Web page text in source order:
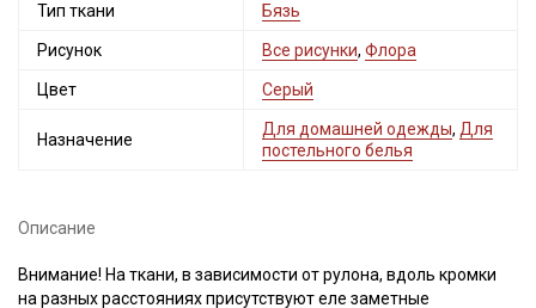
Тип ткани Бязь
Рисунок Все рисунки, Флора
Цвет Серый
Назначение
Для домашней одежды, Для
постельного белья
Описание
Внимание! На ткани, в зависимости от рулона, вдоль кромки
на разных расстояниях присутствуют еле заметные